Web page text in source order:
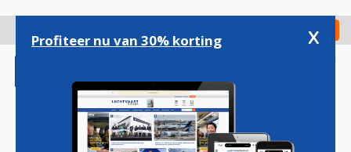
gaan
Check in
Profiteer nu van 30% korting x